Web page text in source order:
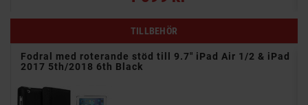
TILLBEHÖR
Fodral med roterande stöd till 9.7" iPad Air 1/2 & iPad
2017 5th/2018 6th Black